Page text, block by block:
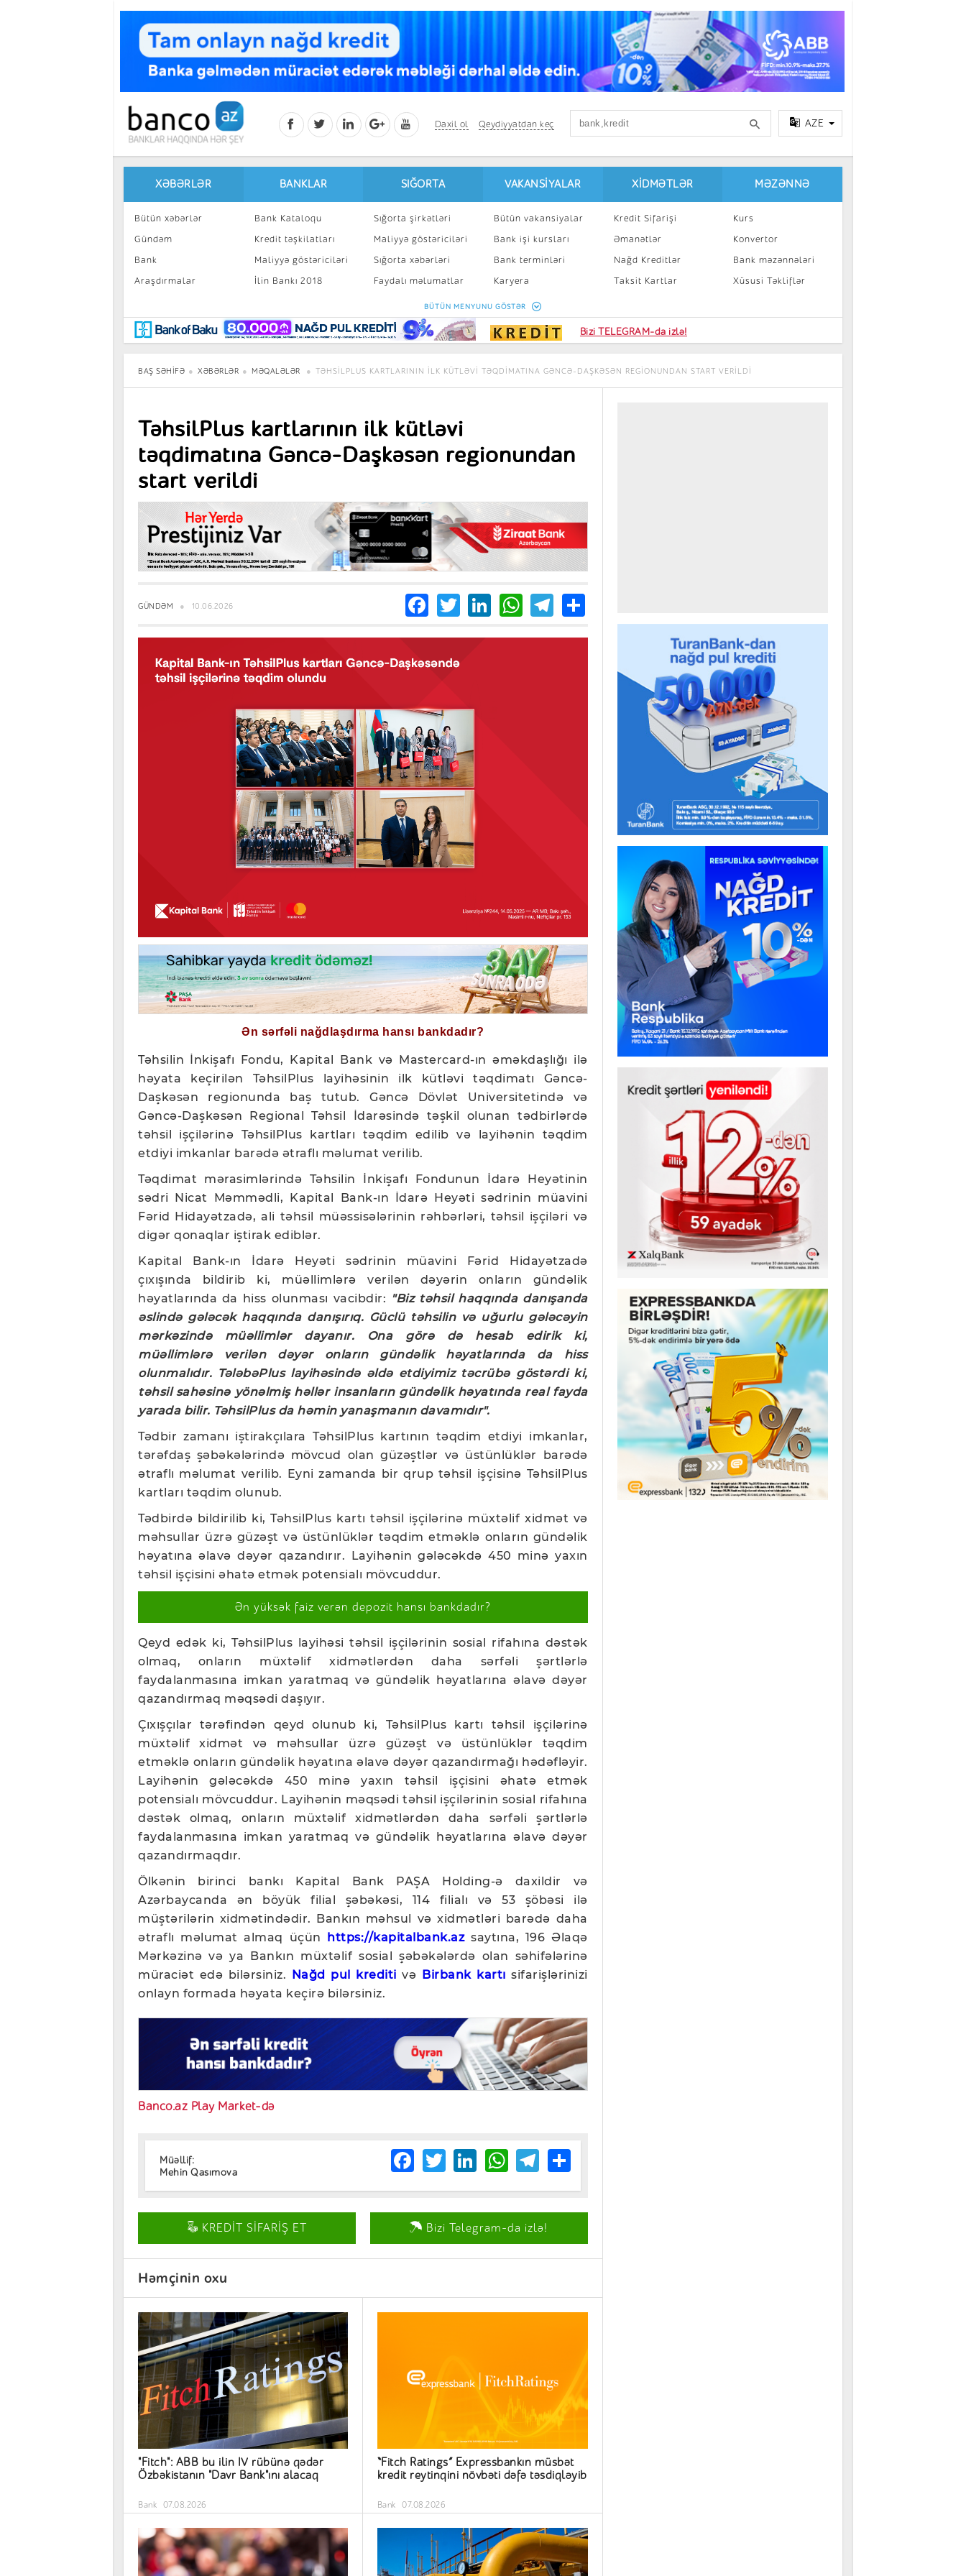
Daxil ol Qeydiyyatdan keç AZE
XƏBƏRLƏR
Bütün xəbərlər
Gündəm
Bank
Araşdırmalar
Maraqlı
BancoTV
Müsahibə
BANKLAR
Bank Kataloqu
Kredit təşkilatları
Maliyyə göstəriciləri
İlin Bankı 2018
SIĞORTA
Sığorta şirkətləri
Maliyyə göstəriciləri
Sığorta xəbərləri
Faydalı məlumatlar
Sığorta kalkulyatoru
VAKANSIYALAR
Bütün vakansiyalar
Bank işi kursları
Bank terminləri
Karyera
Peşakar inkişaf
XIDMƏTLƏR
Kredit Sifarişi
Əmanətlər
Nağd Kreditlər
Taksit Kartlar
Kart sifarişi
MƏZƏNNƏ
Kurs
Konvertor
Bank məzənnələri
Xüsusi Təkliflər
BÜTÜN MENYUNU GÖSTƏR
Bizi TELEGRAM-da izlə!
BAŞ SƏHIFƏ XƏBƏRLƏR MƏQALƏLƏR TƏHSILPLUS KARTLARININ ILK KÜTLƏVI TƏQDIMATINA GƏNCƏ-DAŞKƏSƏN REGIONUNDAN START VERILDI
TəhsilPlus kartlarının ilk kütləvi
təqdimatına Gəncə-Daşkəsən regionundan
start verildi
GÜNDƏM 10.06.2026 Facebook
TwitterLinkedIn
WhatsApp
Telegram
Share
Ən sərfəli nağdlaşdırma hansı bankdadır?
Təhsilin İnkişafı Fondu, Kapital Bank və Mastercard-ın əməkdaşlığı ilə
həyata keçirilən TəhsilPlus layihəsinin ilk kütləvi təqdimatı Gəncə-
Daşkəsən regionunda baş tutub. Gəncə Dövlət Universitetində və
Gəncə-Daşkəsən Regional Təhsil İdarəsində təşkil olunan tədbirlərdə
təhsil işçilərinə TəhsilPlus kartları təqdim edilib və layihənin təqdim
etdiyi imkanlar barədə ətraflı məlumat verilib.
Təqdimat mərasimlərində Təhsilin İnkişafı Fondunun İdarə Heyətinin
sədri Nicat Məmmədli, Kapital Bank-ın İdarə Heyəti sədrinin müavini
Fərid Hidayətzadə, ali təhsil müəssisələrinin rəhbərləri, təhsil işçiləri və
digər qonaqlar iştirak ediblər.
Kapital Bank-ın İdarə Heyəti sədrinin müavini Fərid Hidayətzadə
çıxışında bildirib ki, müəllimlərə verilən dəyərin onların gündəlik
həyatlarında da hiss olunması vacibdir: "Biz təhsil haqqında danışanda
əslində gələcək haqqında danışırıq. Güclü təhsilin və uğurlu gələcəyin
mərkəzində müəllimlər dayanır. Ona görə də hesab edirik ki,
müəllimlərə verilən dəyər onların gündəlik həyatlarında da hiss
olunmalıdır. TələbəPlus layihəsində əldə etdiyimiz təcrübə göstərdi ki,
təhsil sahəsinə yönəlmiş həllər insanların gündəlik həyatında real fayda
yarada bilir. TəhsilPlus da həmin yanaşmanın davamıdır".
Tədbir zamanı iştirakçılara TəhsilPlus kartının təqdim etdiyi imkanlar,
tərəfdaş şəbəkələrində mövcud olan güzəştlər və üstünlüklər barədə
ətraflı məlumat verilib. Eyni zamanda bir qrup təhsil işçisinə TəhsilPlus
kartları təqdim olunub.
Tədbirdə bildirilib ki, TəhsilPlus kartı təhsil işçilərinə müxtəlif xidmət və
məhsullar üzrə güzəşt və üstünlüklər təqdim etməklə onların gündəlik
həyatına əlavə dəyər qazandırır. Layihənin gələcəkdə 450 minə yaxın
təhsil işçisini əhatə etmək potensialı mövcuddur.
Ən yüksək faiz verən depozit hansı bankdadır?
Qeyd edək ki, TəhsilPlus layihəsi təhsil işçilərinin sosial rifahına dəstək
olmaq, onların müxtəlif xidmətlərdən daha sərfəli şərtlərlə
faydalanmasına imkan yaratmaq və gündəlik həyatlarına əlavə dəyər
qazandırmaq məqsədi daşıyır.
Çıxışçılar tərəfindən qeyd olunub ki, TəhsilPlus kartı təhsil işçilərinə
müxtəlif xidmət və məhsullar üzrə güzəşt və üstünlüklər təqdim
etməklə onların gündəlik həyatına əlavə dəyər qazandırmağı hədəfləyir.
Layihənin gələcəkdə 450 minə yaxın təhsil işçisini əhatə etmək
potensialı mövcuddur. Layihənin məqsədi təhsil işçilərinin sosial rifahına
dəstək olmaq, onların müxtəlif xidmətlərdən daha sərfəli şərtlərlə
faydalanmasına imkan yaratmaq və gündəlik həyatlarına əlavə dəyər
qazandırmaqdır.
Ölkənin birinci bankı Kapital Bank PAŞA Holding-ə daxildir və
Azərbaycanda ən böyük filial şəbəkəsi, 114 filialı və 53 şöbəsi ilə
müştərilərin xidmətindədir. Bankın məhsul və xidmətləri barədə daha
ətraflı məlumat almaq üçün https://kapitalbank.azsaytına, 196 Əlaqə
Mərkəzinə və ya Bankın müxtəlif sosial şəbəkələrdə olan səhifələrinə
müraciət edə bilərsiniz. Nağd pul krediti və Birbank kartı sifarişlərinizi
onlayn formada həyata keçirə bilərsiniz.
Banco.az Play Market-də
Müəllif:
Mehin Qasımova
Facebook
TwitterLinkedIn
WhatsApp
Telegram
Share
KREDİT SİFARİŞ ET Bizi Telegram-da izlə!
Həmçinin oxu
"Fitch": ABB bu ilin IV rübünə qədər
Özbəkistanın "Davr Bank"ını alacaq
Bank 07.08.2026
“Fitch Ratings” Expressbankın müsbət
kredit reytinqini növbəti dəfə təsdiqləyib
Bank 07.08.2026